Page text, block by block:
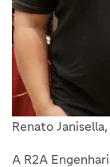
Renato
A R2A